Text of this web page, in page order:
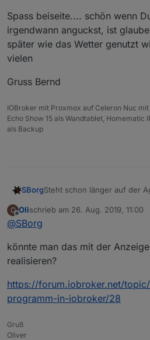
Spass beiseite.... schön wenn
irgendwann anguckst, ist
später wie das Wetter genutzt
vielen
Gruss Bernd
IOBroker mit Proxmox auf Celeron Nuc mit
Echo Show 15 als Wandtablet, Homematic
als Backup
SBorgSteht schon länger auf der
aufmerksam gemacht hast,
schon, nur hätte ich auch
aktuell noch verloren).
Grundgerüst = ließt den
im ioB machen...
O
Offline
Olischrieb am 26. Aug. 2019, 11:00
zuletzt editiert von
@SBorg
könnte man das mit der
realisieren?
https://forum.iobroker.net/
programm-in-iobroker/28
Gruß
Oliver